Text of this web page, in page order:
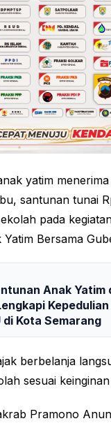
yatim
santunan tunai
pada
Bersama
Anak Yatim
di Kota Semarang
berbelanja
sesuai
Pramono